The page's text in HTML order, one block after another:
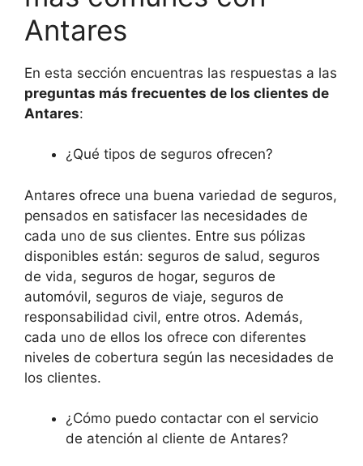
Antares
En esta sección encuentras las respuestas a las
preguntas más frecuentes de los clientes de
Antares:
¿Qué tipos de seguros ofrecen?
Antares ofrece una buena variedad de seguros,
pensados en satisfacer las necesidades de
cada uno de sus clientes. Entre sus pólizas
disponibles están: seguros de salud, seguros
de vida, seguros de hogar, seguros de
automóvil, seguros de viaje, seguros de
responsabilidad civil, entre otros. Además,
cada uno de ellos los ofrece con diferentes
niveles de cobertura según las necesidades de
los clientes.
¿Cómo puedo contactar con el servicio
de atención al cliente de Antares?